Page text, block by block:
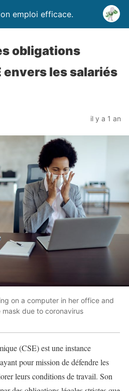
emploi efficace.
obligations
envers les salariés
il y a 1 an
on a computer in her office and
due to coronavirus
(CSE) est une instance
pour mission de défendre les
leurs conditions de travail. Son